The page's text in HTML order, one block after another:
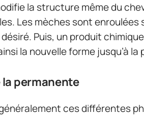
la structure même du
Les mèches sont enroulées
Puis, un produit
la nouvelle forme jusqu’à
la permanente
ces différentes